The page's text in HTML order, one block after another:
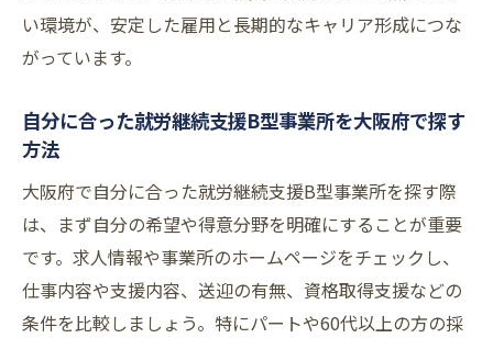
い環境が、安定した雇用と長期的なキャリア形成につな
がっています。
自分に合った就労継続支援B型事業所を大阪府で探す
方法
大阪府で自分に合った就労継続支援B型事業所を探す際
は、まず自分の希望や得意分野を明確にすることが重要
です。求人情報や事業所のホームページをチェックし、
仕事内容や支援内容、送迎の有無、資格取得支援などの
条件を比較しましょう。特にパートや60代以上の方の採